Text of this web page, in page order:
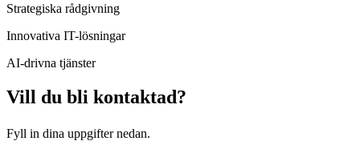
Strategiska rådgivning
Innovativa IT-lösningar
AI-drivna tjänster
Vill du bli kontaktad?
Fyll in dina uppgifter nedan.